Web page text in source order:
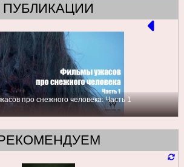
ПУБЛИКАЦИИ
про снежного человека: Часть 1